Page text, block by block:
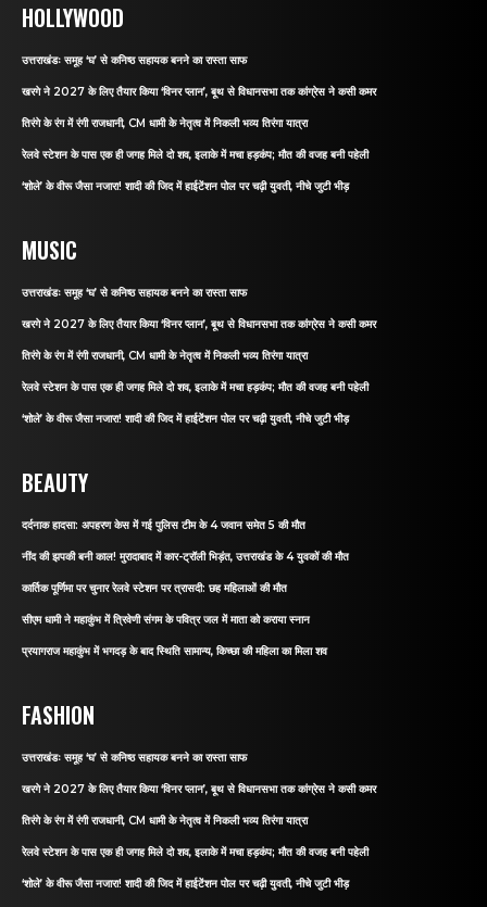
HOLLYWOOD
उत्तराखंडः समूह ‘घ’ से कनिष्ठ सहायक बनने का रास्ता साफ
खरगे ने 2027 के लिए तैयार किया ‘विनर प्लान’, बूथ से विधानसभा तक कांग्रेस ने कसी कमर
तिरंगे के रंग में रंगी राजधानी, CM धामी के नेतृत्व में निकली भव्य तिरंगा यात्रा
रेलवे स्टेशन के पास एक ही जगह मिले दो शव, इलाके में मचा हड़कंप; मौत की वजह बनी पहेली
‘शोले’ के वीरू जैसा नजारा! शादी की जिद में हाईटेंशन पोल पर चढ़ी युवती, नीचे जुटी भीड़
MUSIC
उत्तराखंडः समूह ‘घ’ से कनिष्ठ सहायक बनने का रास्ता साफ
खरगे ने 2027 के लिए तैयार किया ‘विनर प्लान’, बूथ से विधानसभा तक कांग्रेस ने कसी कमर
तिरंगे के रंग में रंगी राजधानी, CM धामी के नेतृत्व में निकली भव्य तिरंगा यात्रा
रेलवे स्टेशन के पास एक ही जगह मिले दो शव, इलाके में मचा हड़कंप; मौत की वजह बनी पहेली
‘शोले’ के वीरू जैसा नजारा! शादी की जिद में हाईटेंशन पोल पर चढ़ी युवती, नीचे जुटी भीड़
BEAUTY
दर्दनाक हादसा: अपहरण केस में गई पुलिस टीम के 4 जवान समेत 5 की मौत
नींद की झपकी बनी काल! मुरादाबाद में कार-ट्रॉली भिड़ंत, उत्तराखंड के 4 युवकों की मौत
कार्तिक पूर्णिमा पर चुनार रेलवे स्टेशन पर त्रासदी: छह महिलाओं की मौत
सीएम धामी ने महाकुंभ में त्रिवेणी संगम के पवित्र जल में माता को कराया स्नान
प्रयागराज महाकुंभ में भगदड़ के बाद स्थिति सामान्य, किच्छा की महिला का मिला शव
FASHION
उत्तराखंडः समूह ‘घ’ से कनिष्ठ सहायक बनने का रास्ता साफ
खरगे ने 2027 के लिए तैयार किया ‘विनर प्लान’, बूथ से विधानसभा तक कांग्रेस ने कसी कमर
तिरंगे के रंग में रंगी राजधानी, CM धामी के नेतृत्व में निकली भव्य तिरंगा यात्रा
रेलवे स्टेशन के पास एक ही जगह मिले दो शव, इलाके में मचा हड़कंप; मौत की वजह बनी पहेली
‘शोले’ के वीरू जैसा नजारा! शादी की जिद में हाईटेंशन पोल पर चढ़ी युवती, नीचे जुटी भीड़